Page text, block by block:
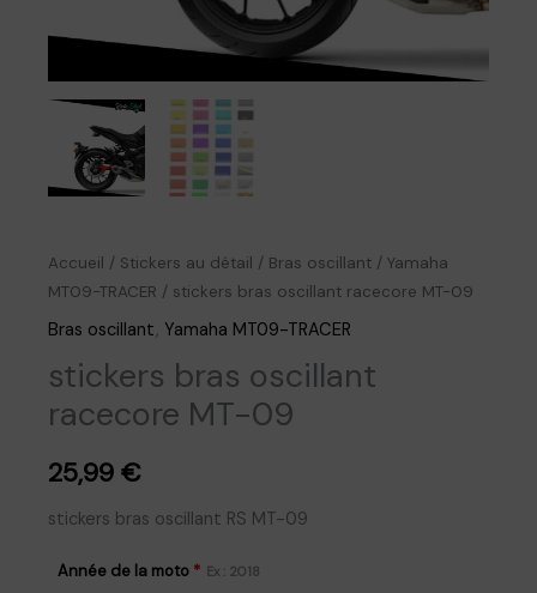
Accueil / Stickers au détail / Bras oscillant / Yamaha
MT09-TRACER / stickers bras oscillant racecore MT-09
Bras oscillant, Yamaha MT09-TRACER
stickers bras oscillant
racecore MT-09
25,99 €
stickers bras oscillant RS MT-09
Année de la moto * Ex : 2018